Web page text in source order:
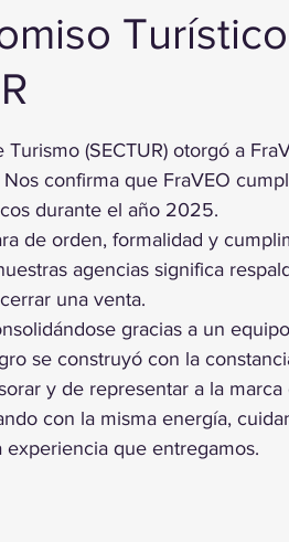
5 estrellas.
Turismo (SECTUR) otorgó a
confirma que FraVEO
durante el año 2025.
de orden, formalidad y
agencias significa
una venta.
gracias a un
se construyó con la
y de representar a la marca
con la misma energía,
experiencia que entregamos.